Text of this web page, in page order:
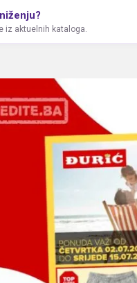
iz aktuelnih kataloga.